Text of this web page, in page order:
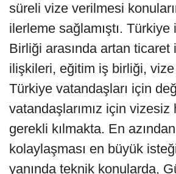
süreli vize verilmesi
ilerleme sağlamıştı. Türkiye
Birliği arasında artan
ilişkileri, eğitim iş birliği, vize
Türkiye vatandaşları için
vatandaşlarımız için vizesiz
gerekli kılmakta. En azından
kolaylaşması en büyük
yanında teknik konularda,